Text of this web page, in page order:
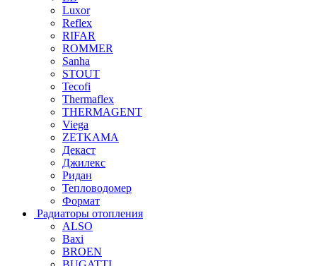
Luxor
Reflex
RIFAR
ROMMER
Sanha
STOUT
Tecofi
Thermaflex
THERMAGENT
Viega
ZETKAMA
Декаст
Джилекс
Ридан
Тепловодомер
Формат
Радиаторы отопления
ALSO
Baxi
BROEN